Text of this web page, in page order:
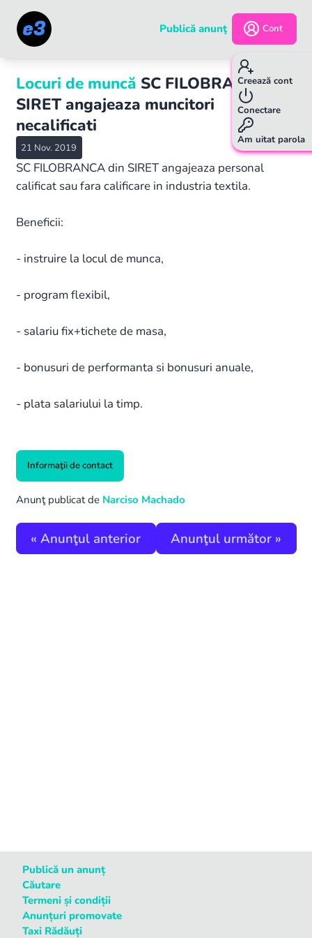
Publică anunţ Cont
Creează cont
Conectare
Am uitat parola
Locuri de muncă SC FILOBRANCA din
SIRET angajeaza muncitori
necalificati
21 Nov. 2019
SC FILOBRANCA din SIRET angajeaza personal
calificat sau fara calificare in industria textila.
Beneficii:
- instruire la locul de munca,
- program flexibil,
- salariu fix+tichete de masa,
- bonusuri de performanta si bonusuri anuale,
- plata salariului la timp.
Informaţii de contact
Anunţ publicat de Narciso Machado
« Anunţul anterior Anunţul următor »
Publică un anunț
Căutare
Termeni și condiții
Anunțuri promovate
Taxi Rădăuți